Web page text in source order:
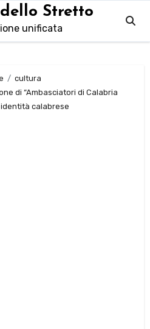
Stretto
unificata
cultura
di “Ambasciatori di Calabria
calabrese